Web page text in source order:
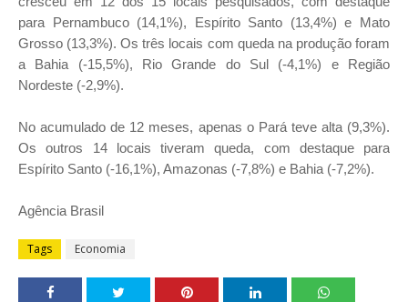
para Pernambuco (14,1%), Espírito Santo (13,4%) e Mato
Grosso (13,3%). Os três locais com queda na produção foram
a Bahia (-15,5%), Rio Grande do Sul (-4,1%) e Região
Nordeste (-2,9%).
No acumulado de 12 meses, apenas o Pará teve alta (9,3%).
Os outros 14 locais tiveram queda, com destaque para
Espírito Santo (-16,1%), Amazonas (-7,8%) e Bahia (-7,2%).
Agência Brasil
Tags Economia